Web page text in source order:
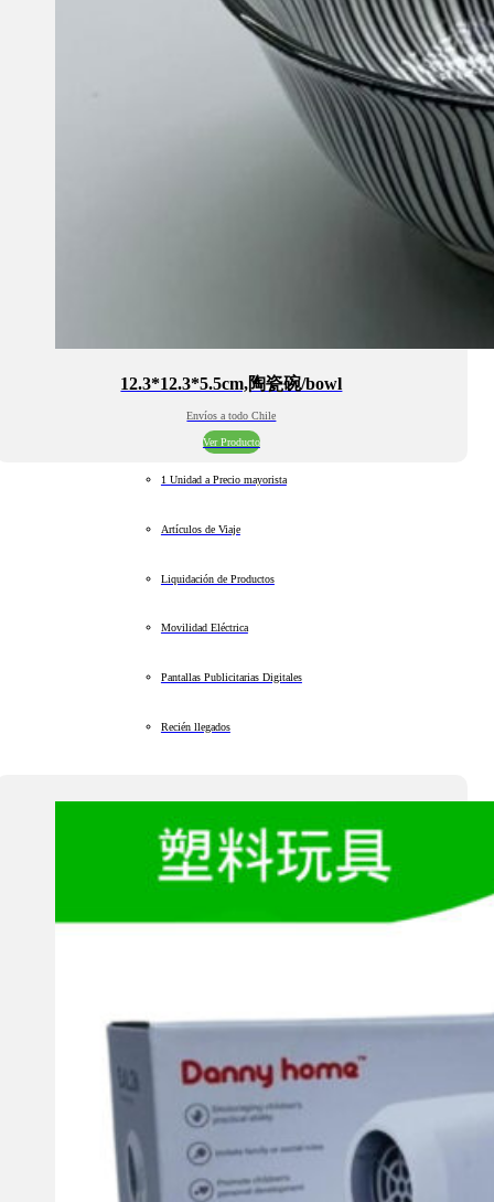
12.3*12.3*5.5cm,陶瓷碗/bowl
Envíos a todo Chile
Ver Producto
1 Unidad a Precio mayorista
Artículos de Viaje
Liquidación de Productos
Movilidad Eléctrica
Pantallas Publicitarias Digitales
Recién llegados